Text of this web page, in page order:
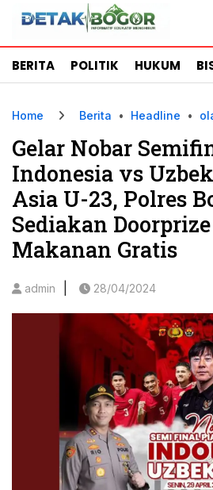
BERITA POLITIK HUKUM
Home Berita • Headline •
Gelar Nobar
Indonesia vs
Asia U-23, Polres
Sediakan
Makanan Gratis
admin 28/04/2024